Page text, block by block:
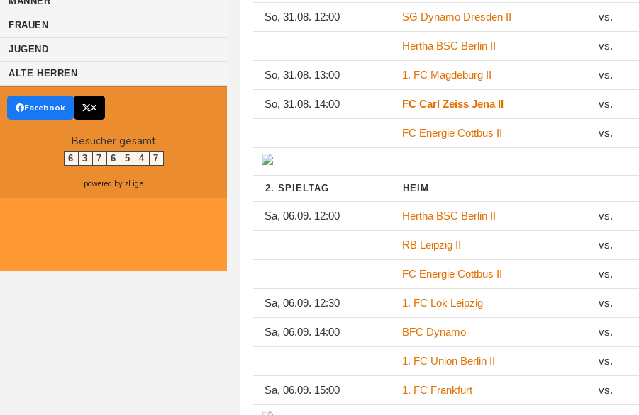
FRAUEN
JUGEND
ALTE HERREN
Facebook X
Besucher gesamt
6 3 7 6 5 4 7
powered by zLiga
So, 31.08. 12:00 SG Dynamo Dresden II vs.
Hertha BSC Berlin II vs.
So, 31.08. 13:00 1. FC Magdeburg II vs.
So, 31.08. 14:00 FC Carl Zeiss Jena II vs.
FC Energie Cottbus II vs.
2. SPIELTAG HEIM
Sa, 06.09. 12:00 Hertha BSC Berlin II vs.
RB Leipzig II vs.
FC Energie Cottbus II vs.
Sa, 06.09. 12:30 1. FC Lok Leipzig vs.
Sa, 06.09. 14:00 BFC Dynamo vs.
1. FC Union Berlin II vs.
Sa, 06.09. 15:00 1. FC Frankfurt vs.